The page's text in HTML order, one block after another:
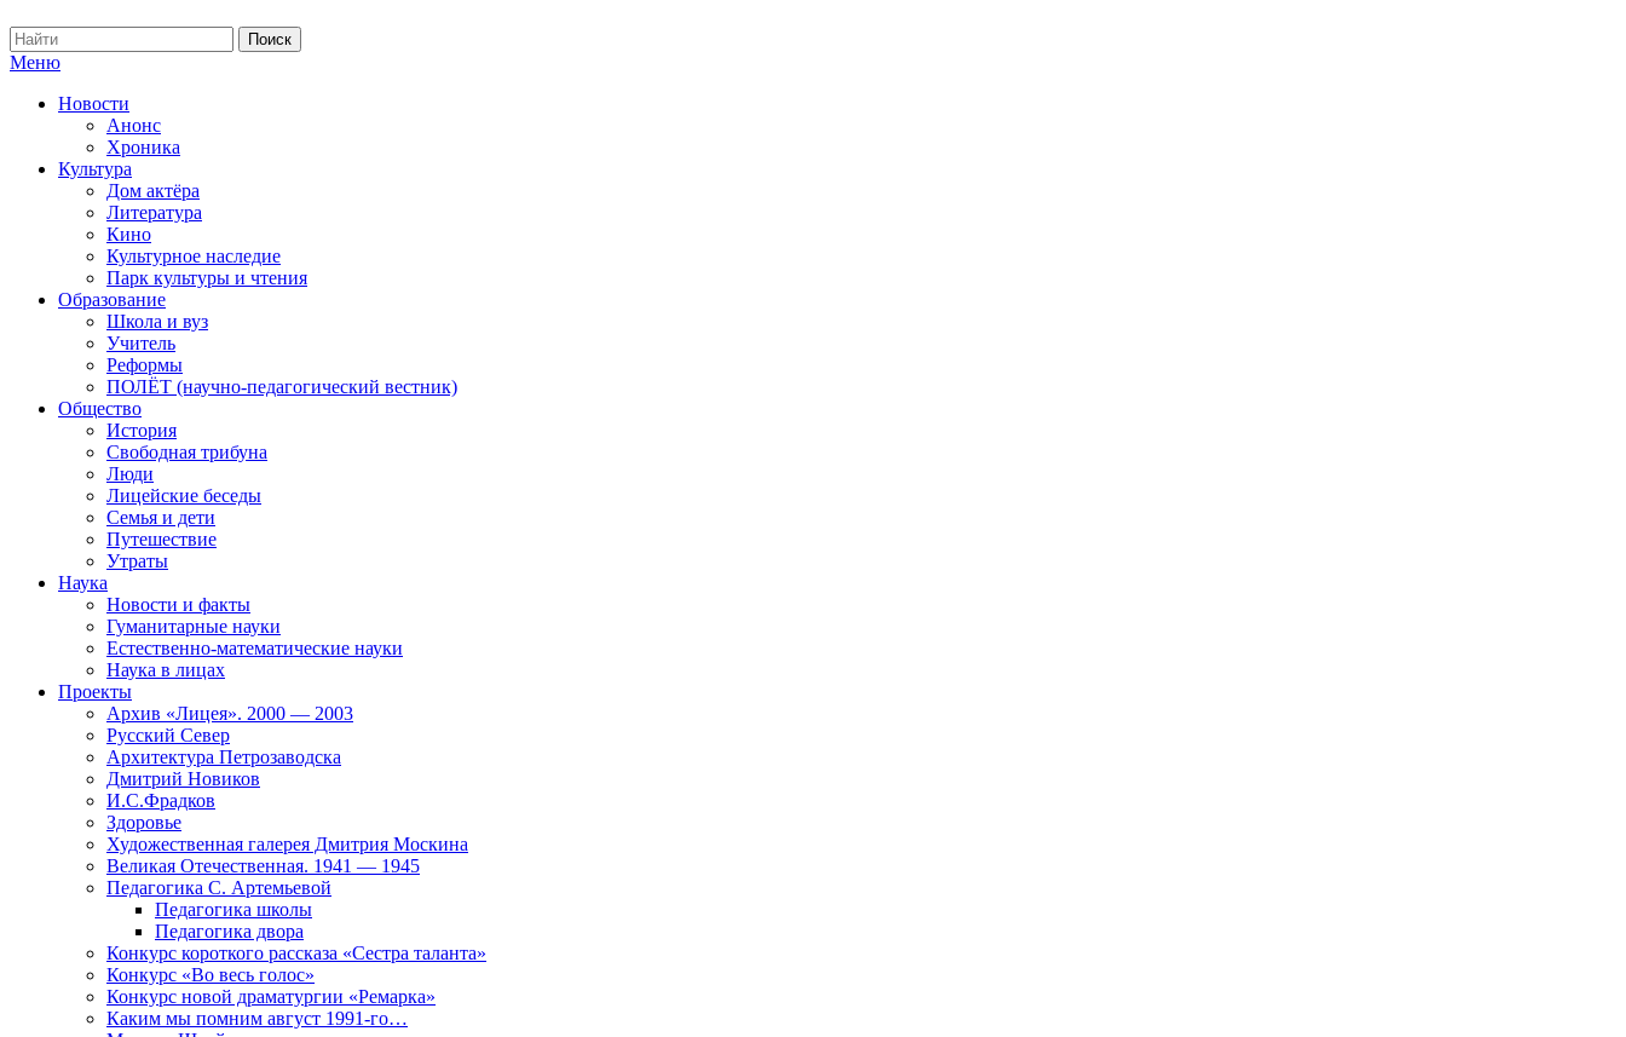
Меню
Новости
Анонс
Хроника
Культура
Дом актёра
Литература
Кино
Культурное наследие
Парк культуры и чтения
Образование
Школа и вуз
Учитель
Реформы
ПОЛЁТ (научно-педагогический вестник)
Общество
История
Свободная трибуна
Люди
Лицейские беседы
Семья и дети
Путешествие
Утраты
Наука
Новости и факты
Гуманитарные науки
Естественно-математические науки
Наука в лицах
Проекты
Архив «Лицея». 2000 — 2003
Русский Север
Архитектура Петрозаводска
Дмитрий Новиков
И.С.Фрадков
Здоровье
Художественная галерея Дмитрия Москина
Великая Отечественная. 1941 — 1945
Педагогика С. Артемьевой
Педагогика школы
Педагогика двора
Конкурс короткого рассказа «Сестра таланта»
Конкурс «Во весь голос»
Конкурс новой драматургии «Ремарка»
Каким мы помним август 1991-го…